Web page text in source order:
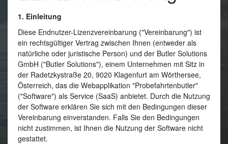
1. Einleitung
Diese Endnutzer-Lizenzvereinbarung ("Vereinbarung") ist
ein rechtsgültiger Vertrag zwischen Ihnen (entweder als
natürliche oder juristische Person) und der Butler Solutions
GmbH ("Butler Solutions"), einem Unternehmen mit Sitz in
der Radetzkystraße 20, 9020 Klagenfurt am Wörthersee,
Österreich, das die Webapplikation "Probefahrtenbutler"
("Software") als Service (SaaS) anbietet. Durch die Nutzung
der Software erklären Sie sich mit den Bedingungen dieser
Vereinbarung einverstanden. Falls Sie den Bedingungen
nicht zustimmen, ist Ihnen die Nutzung der Software nicht
gestattet.